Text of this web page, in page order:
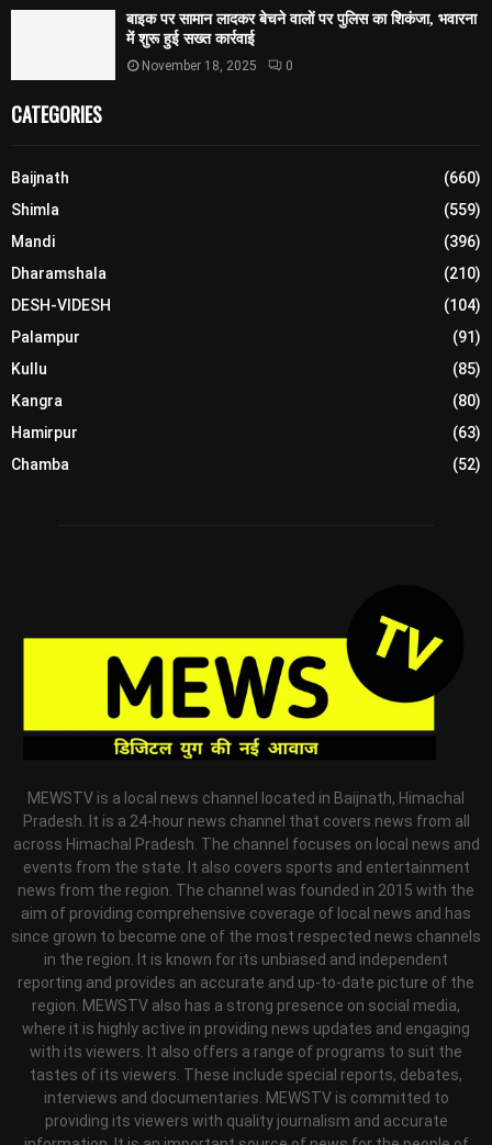
बाइक पर सामान लादकर बेचने वालों पर पुलिस का शिकंजा, भवारना
में शुरू हुई सख्त कार्रवाई
November 18, 2025 0
CATEGORIES
Baijnath
(660)
Shimla
(559)
Mandi
(396)
Dharamshala
(210)
DESH-VIDESH
(104)
Palampur
(91)
Kullu
(85)
Kangra
(80)
Hamirpur
(63)
Chamba
(52)
MEWSTV is a local news channel located in Baijnath, Himachal
Pradesh. It is a 24-hour news channel that covers news from all
across Himachal Pradesh. The channel focuses on local news and
events from the state. It also covers sports and entertainment
news from the region. The channel was founded in 2015 with the
aim of providing comprehensive coverage of local news and has
since grown to become one of the most respected news channels
in the region. It is known for its unbiased and independent
reporting and provides an accurate and up-to-date picture of the
region. MEWSTV also has a strong presence on social media,
where it is highly active in providing news updates and engaging
with its viewers. It also offers a range of programs to suit the
tastes of its viewers. These include special reports, debates,
interviews and documentaries. MEWSTV is committed to
providing its viewers with quality journalism and accurate